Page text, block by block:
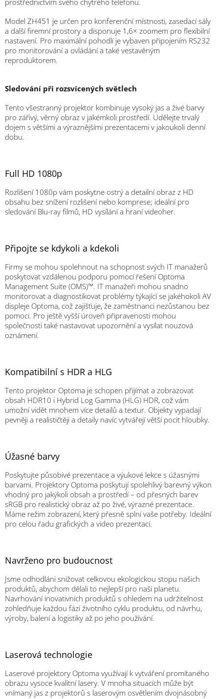
prostřednictvím svého chytrého telefonu.
Model ZH451 je určen pro konferenční místnosti, zasedací sály
a další firemní prostory a disponuje 1,6× zoomem pro flexibilní
nastavení. Pro maximální pohodlí je vybaven připojením RS232
pro monitorování a ovládání a také vestavěným
reproduktorem.
Sledování při rozsvícených světlech
Tento všestranný projektor kombinuje vysoký jas a živé barvy
pro zářivý, věrný obraz v jakémkoli prostředí. Udělejte trvalý
dojem s většími a výraznějšími prezentacemi v jakoukoli denní
dobu.
Full HD 1080p
Rozlišení 1080p vám poskytne ostrý a detailní obraz z HD
obsahu bez snížení rozlišení nebo komprese; ideální pro
sledování Blu-ray filmů, HD vysílání a hraní videoher.
Připojte se kdykoli a kdekoli
Firmy se mohou spolehnout na schopnost svých IT manažerů
poskytovat vzdálenou podporu pomocí řešení Optoma
Management Suite (OMS)™. IT manažeři mohou snadno
monitorovat a diagnostikovat problémy týkající se jakéhokoli AV
displeje Optoma, což zajišťuje, že zaměstnanci nezůstanou bez
pomoci. Pro ještě vyšší úroveň připravenosti mohou
společnosti také nastavovat upozornění a vysílat nouzová
oznámení.
Kompatibilní s HDR a HLG
Tento projektor Optoma je schopen přijímat a zobrazovat
obsah HDR10 i Hybrid Log Gamma (HLG) HDR, což vám
umožní vidět mnohem více detailů a textur. Objekty vypadají
pevněji a realističtěji a detaily navíc vytvářejí větší pocit hloubky.
Úžasné barvy
Poskytujte působivé prezentace a výukové lekce s úžasnými
barvami. Projektory Optoma poskytují spolehlivý barevný výkon
vhodný pro jakýkoli obsah a prostředí – od přesných barev
sRGB pro realistický obraz až po živé, výrazné prezentace.
Máme režim zobrazení, který přesně splní vaše potřeby. Ideální
pro celou řadu grafických a video prezentací.
Navrženo pro budoucnost
Jsme odhodláni snižovat celkovou ekologickou stopu našich
produktů, abychom dělali to nejlepší pro naši planetu.
Navrhování inovativních produktů s ohledem na udržitelnost
zohledňuje každou fázi životního cyklu produktu, od návrhu,
výroby, balení a logistiky až po jeho používání.
Laserová technologie
Laserové projektory Optoma využívají k vytváření promítaného
obrazu vysoce kvalitní lasery. V mnoha situacích může být
vnímaný jas z projektorů s laserovým osvětlením dvojnásobný